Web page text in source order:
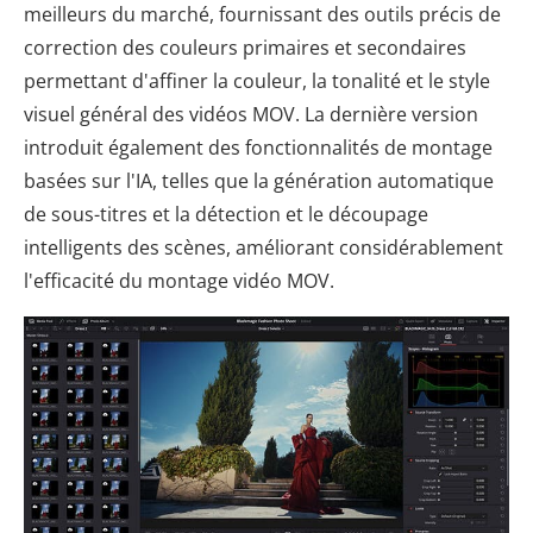
meilleurs du marché, fournissant des outils précis de
correction des couleurs primaires et secondaires
permettant d'affiner la couleur, la tonalité et le style
visuel général des vidéos MOV. La dernière version
introduit également des fonctionnalités de montage
basées sur l'IA, telles que la génération automatique
de sous-titres et la détection et le découpage
intelligents des scènes, améliorant considérablement
l'efficacité du montage vidéo MOV.